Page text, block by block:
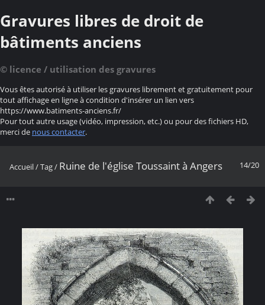
Gravures libres de droit de
bâtiments anciens
© licence / utilisation des gravures
Vous êtes autorisé à utiliser les gravures librement et gratuitement pour
tout affichage en ligne à condition d'insérer un lien vers
https://www.batiments-anciens.fr/
Pour tout autre usage (vidéo, impression, etc.) ou pour des fichiers HD,
merci de nous contacter.
14/20
Accueil/Tag/ Ruine de l'église Toussaint à Angers